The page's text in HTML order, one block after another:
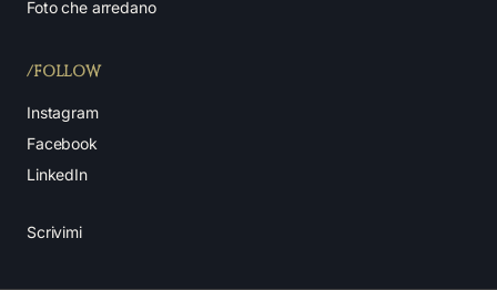
Foto che arredano
/FOLLOW
Instagram
Facebook
LinkedIn
Scrivimi